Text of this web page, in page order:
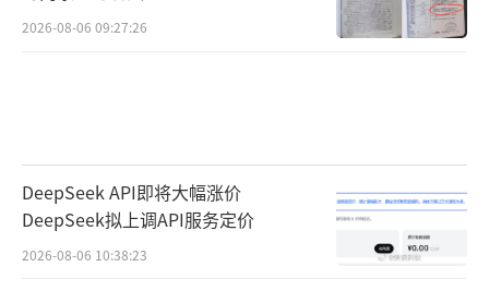
2026-08-06 09:27:26
DeepSeek API即将大幅涨价
DeepSeek拟上调API服务定价
2026-08-06 10:38:23